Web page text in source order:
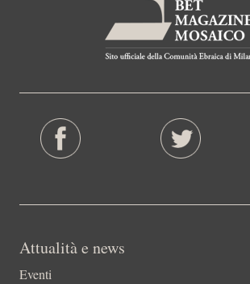
Attualità e news
Eventi